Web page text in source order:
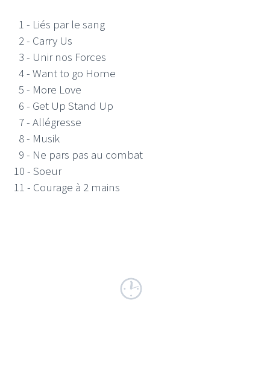
1 - Liés par le sang
2 - Carry Us
3 - Unir nos Forces
4 - Want to go Home
5 - More Love
6 - Get Up Stand Up
7 - Allégresse
8 - Musik
9 - Ne pars pas au combat
10 - Soeur
11 - Courage à 2 mains